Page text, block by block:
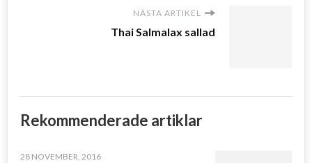
NÄSTA ARTIKEL
Thai Salmalax sallad
Rekommenderade artiklar
28 NOVEMBER, 2016